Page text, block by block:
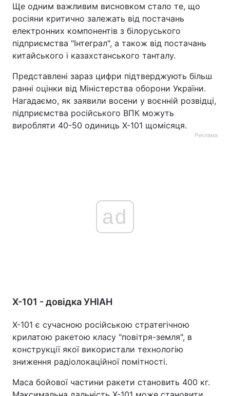
Ще одним важливим висновком стало те, що
росіяни критично залежать від постачань
електронних компонентів з білоруського
підприємства "Інтеграл", а також від постачань
китайського і казахстанського танталу.
Представлені зараз цифри підтверджують більш
ранні оцінки від Міністерства оборони України.
Нагадаємо, як заявили восени у воєнній розвідці,
підприємства російського ВПК можуть
виробляти 40-50 одиниць Х-101 щомісяця.
Реклама
ad
Х-101 - довідка УНІАН
Х-101 є сучасною російською стратегічною
крилатою ракетою класу "повітря-земля", в
конструкції якої використали технологію
зниження радіолокаційної помітності.
Маса бойової частини ракети становить 400 кг.